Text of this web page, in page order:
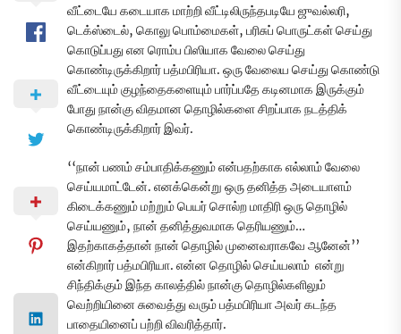
வீட்டையே கடையாக மாற்றி வீட்டிலிருந்தபடியே ஜுவல்லரி,
டெக்ஸ்டைல், கொலு பொம்மைகள், பரிசுப் பொருட்கள் செய்து
கொடுப்பது என ரொம்ப பிஸியாக வேலை செய்து
கொண்டிருக்கிறார் பத்மபிரியா. ஒரு வேலைய செய்து கொண்டு
வீட்டையும் குழந்தைகளையும் பார்ப்பதே கடினமாக இருக்கும்
போது நான்கு விதமான தொழில்களை சிறப்பாக நடத்திக்
கொண்டிருக்கிறார் இவர்.
‘‘நான் பணம் சம்பாதிக்கணும் என்பதற்காக எல்லாம் வேலை
செய்யமாட்டேன். எனக்கென்று ஒரு தனித்த அடையாளம்
கிடைக்கணும் மற்றும் பெயர் சொல்ற மாதிரி ஒரு தொழில்
செய்யணும், நான் தனித்துவமாக தெரியணும்…
இதற்காகத்தான் நான் தொழில் முனைவராகவே ஆனேன்’’
என்கிறார் பத்மபிரியா. என்ன தொழில் செய்யலாம் என்று
சிந்திக்கும் இந்த காலத்தில் நான்கு தொழில்களிலும்
வெற்றியினை சுவைத்து வரும் பத்மபிரியா அவர் கடந்த
பாதையினைப் பற்றி விவரித்தார்.